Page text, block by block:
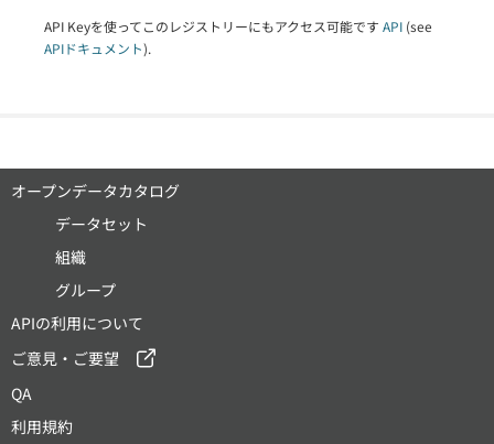
API Keyを使ってこのレジストリーにもアクセス可能です API (see
APIドキュメント).
オープンデータカタログ
データセット
組織
グループ
APIの利用について
ご意見・ご要望
QA
利用規約